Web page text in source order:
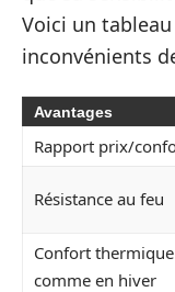
Voici un
inconvénients
Avantages
Rapport prix/
Résistance au feu
Confort
comme en hiver